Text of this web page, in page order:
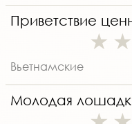
Приветствие
Вьетнамские
Молодая